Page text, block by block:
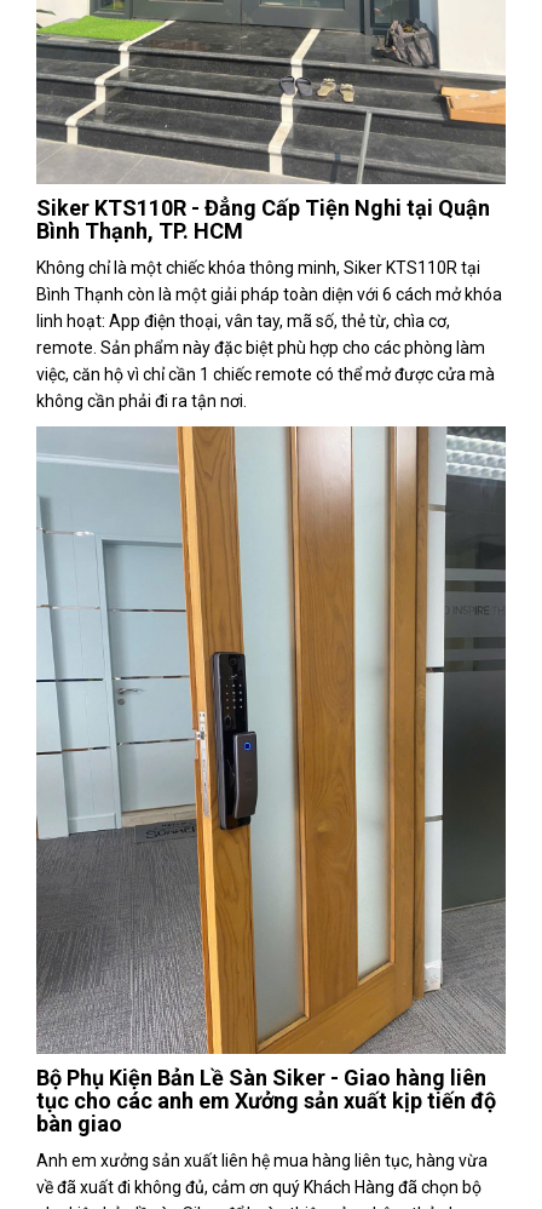
Siker KTS110R - Đẳng Cấp Tiện Nghi tại Quận
Bình Thạnh, TP. HCM
Không chỉ là một chiếc khóa thông minh, Siker KTS110R tại
Bình Thạnh còn là một giải pháp toàn diện với 6 cách mở khóa
linh hoạt: App điện thoại, vân tay, mã số, thẻ từ, chìa cơ,
remote. Sản phẩm này đặc biệt phù hợp cho các phòng làm
việc, căn hộ vì chỉ cần 1 chiếc remote có thể mở được cửa mà
không cần phải đi ra tận nơi.
Bộ Phụ Kiện Bản Lề Sàn Siker - Giao hàng liên
tục cho các anh em Xưởng sản xuất kịp tiến độ
bàn giao
Anh em xưởng sản xuất liên hệ mua hàng liên tục, hàng vừa
về đã xuất đi không đủ, cảm ơn quý Khách Hàng đã chọn bộ